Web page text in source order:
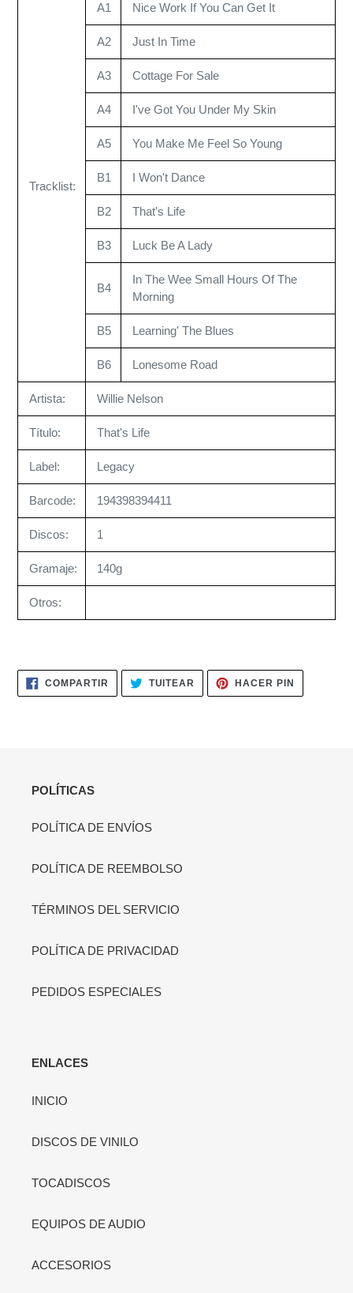
Tracklist:
A1 Nice Work If You Can Get It
A2 Just In Time
A3 Cottage For Sale
A4 I've Got You Under My Skin
A5 You Make Me Feel So Young
B1 I Won't Dance
B2 That's Life
B3 Luck Be A Lady
B4
In The Wee Small Hours Of The
Morning
B5 Learning' The Blues
B6 Lonesome Road
Artista: Willie Nelson
Título: That's Life
Label: Legacy
Barcode: 194398394411
Discos: 1
Gramaje: 140g
Otros:
COMPARTIR COMPARTIR
EN
FACEBOOK
TUITEAR TUITEAR
TWITTER
HACER PIN
PINTEREST
POLÍTICAS
POLÍTICA DE ENVÍOS
POLÍTICA DE REEMBOLSO
TÉRMINOS DEL SERVICIO
POLÍTICA DE PRIVACIDAD
PEDIDOS ESPECIALES
ENLACES
INICIO
DISCOS DE VINILO
TOCADISCOS
EQUIPOS DE AUDIO
ACCESORIOS